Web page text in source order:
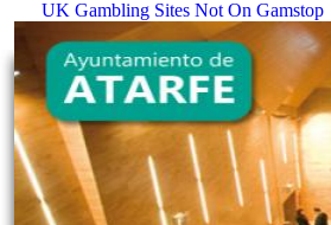
UK Gambling Sites Not On Gamstop